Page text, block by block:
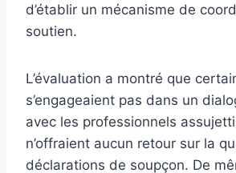
d’établir un mécanisme de
soutien.
L’évaluation a montré que
s’engageaient pas dans un
avec les professionnels
n’offraient aucun retour sur la
déclarations de soupçon. De